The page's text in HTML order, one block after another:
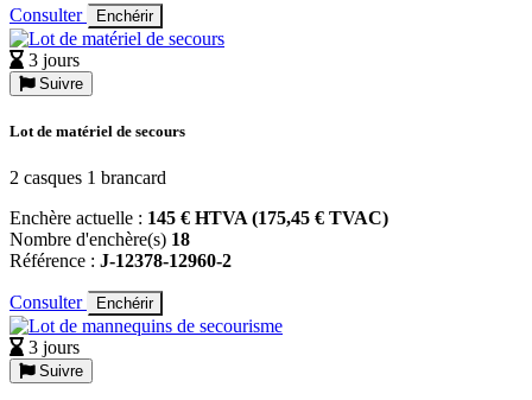
Consulter Enchérir
3 jours
Suivre
Lot de matériel de secours
2 casques 1 brancard
Enchère actuelle : 145 € HTVA (175,45 € TVAC)
Nombre d'enchère(s) 18
Référence : J-12378-12960-2
Consulter Enchérir
3 jours
Suivre